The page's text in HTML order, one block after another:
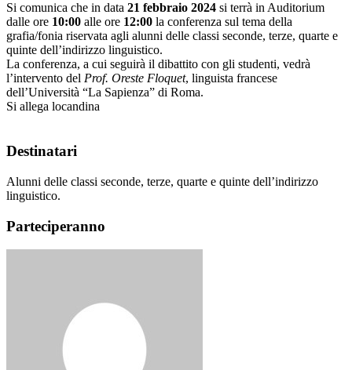
Si comunica che in data 21 febbraio 2024 si terrà in Auditorium
dalle ore 10:00 alle ore 12:00 la conferenza sul tema della
grafia/fonia riservata agli alunni delle classi seconde, terze, quarte e
quinte dell’indirizzo linguistico.
La conferenza, a cui seguirà il dibattito con gli studenti, vedrà
l’intervento del Prof. Oreste Floquet, linguista francese
dell’Università “La Sapienza” di Roma.
Si allega locandina
Destinatari
Alunni delle classi seconde, terze, quarte e quinte dell’indirizzo
linguistico.
Parteciperanno